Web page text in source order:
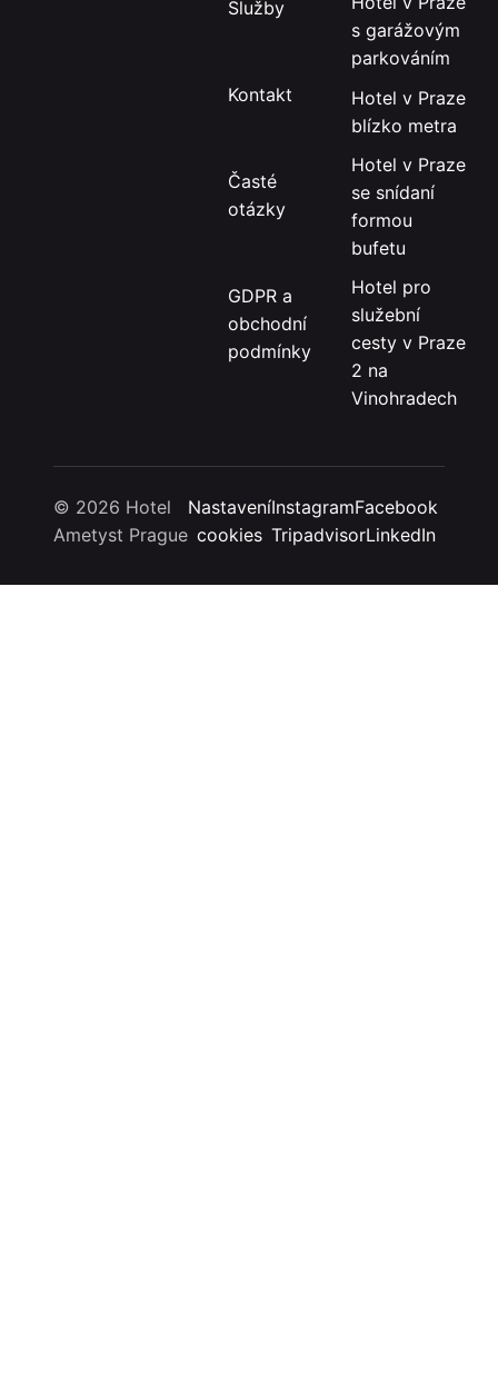
Služby
Kontakt
Časté
otázky
GDPR a
obchodní
podmínky
s garážovým
parkováním
Hotel v Praze
blízko metra
Hotel v Praze
se snídaní
formou
bufetu
Hotel pro
služební
cesty v Praze
2 na
Vinohradech
© 2026 Hotel
Ametyst Prague
Nastavení
cookies
InstagramFacebook
TripadvisorLinkedIn